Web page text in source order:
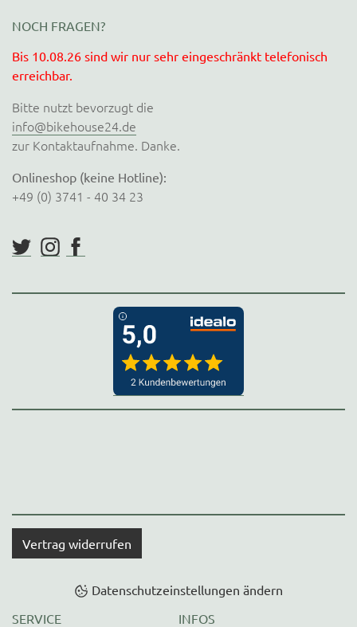
NOCH FRAGEN?
Bis 10.08.26 sind wir nur sehr eingeschränkt telefonisch
erreichbar.
Bitte nutzt bevorzugt die
info@bikehouse24.de
zur Kontaktaufnahme. Danke.
Onlineshop (keine Hotline):
+49 (0) 3741 - 40 34 23
Vertrag widerrufen
Datenschutzeinstellungen ändern
SERVICE
INFOS